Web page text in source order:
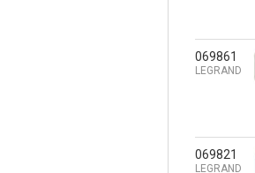
069861
LEGRAND
069821
LEGRAND